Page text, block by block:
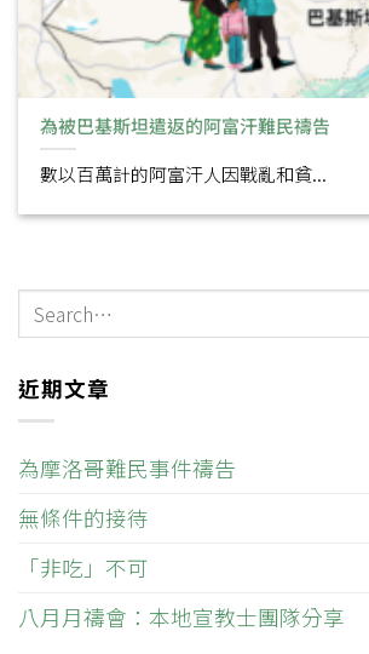
為被巴基斯坦遣返的阿富汗難民禱告
數以百萬計的阿富汗人因戰亂和貧...
近期文章
為摩洛哥難民事件禱告
無條件的接待
「非吃」不可
八月月禱會：本地宣教士團隊分享